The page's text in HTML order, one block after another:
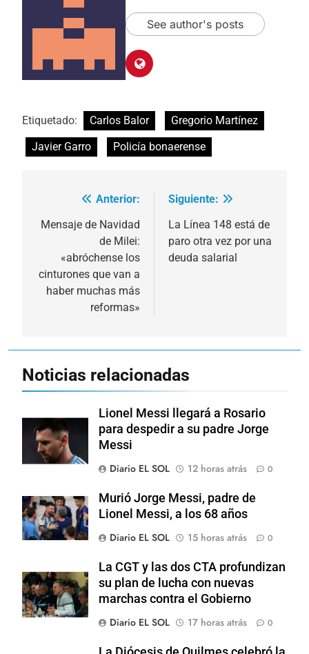
See author's posts
Etiquetado: Carlos Balor
Gregorio Martínez
Javier Garro
Policía bonaerense
Navegación
de
entradas
Anterior:
Mensaje de Navidad
de Milei:
«abróchense los
cinturones que van a
haber muchas más
reformas»
Siguiente:
La Línea 148 está de
paro otra vez por una
deuda salarial
Noticias relacionadas
Lionel Messi llegará a Rosario
para despedir a su padre Jorge
Messi
Diario EL SOL
12 horas atrás 0
Murió Jorge Messi, padre de
Lionel Messi, a los 68 años
Diario EL SOL
15 horas atrás 0
La CGT y las dos CTA profundizan
su plan de lucha con nuevas
marchas contra el Gobierno
Diario EL SOL
17 horas atrás 0